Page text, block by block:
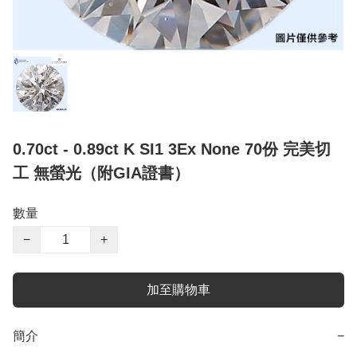
0.70ct - 0.89ct K SI1 3Ex None 70份 完美切
工 無螢光（附GIA證書）
數量
−
+
加至購物車
簡介 −